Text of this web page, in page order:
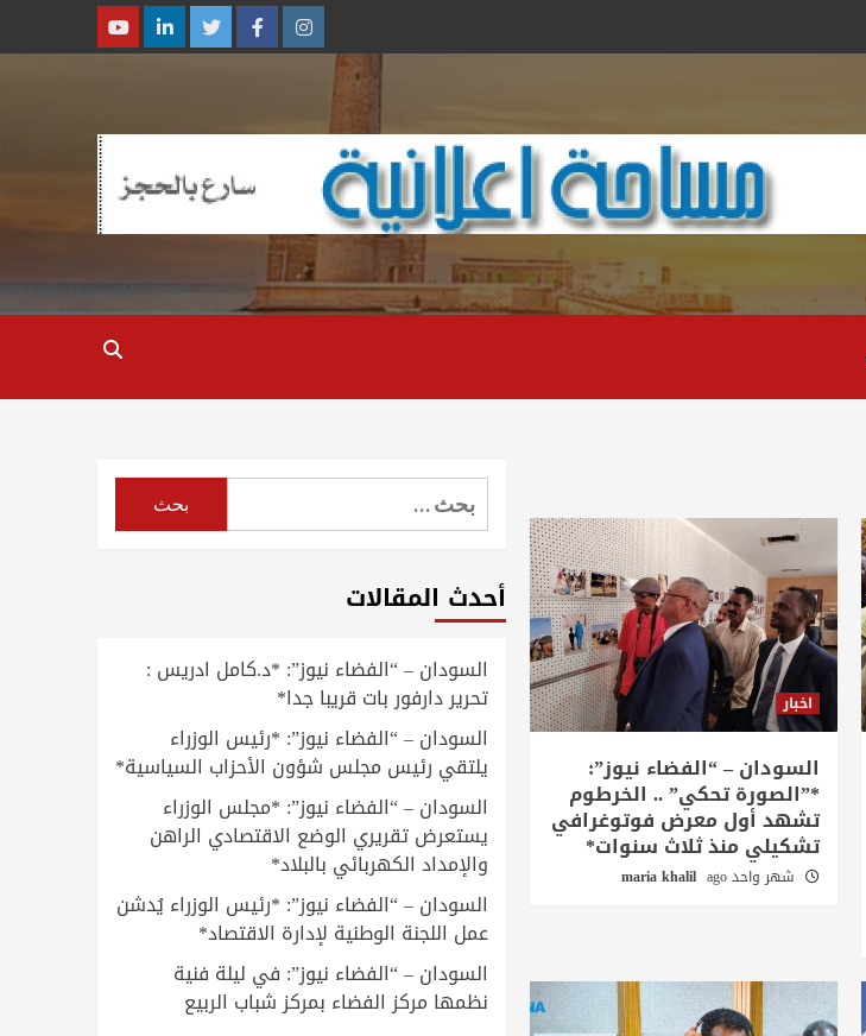
Instagram
Facebook
Twitter
Linkedin
Youtube
اخبار
السودان – “الفضاء نيوز”:
*”الصورة تحكي” .. الخرطوم
تشهد أول معرض فوتوغرافي
تشكيلي منذ ثلاث سنوات*
شهر واحد ago maria khalil
البحث
عن:
أحدث المقالات
السودان – “الفضاء نيوز”: *د.كامل ادريس :
تحرير دارفور بات قريبا جدا*
السودان – “الفضاء نيوز”: *رئيس الوزراء
يلتقي رئيس مجلس شؤون الأحزاب السياسية*
السودان – “الفضاء نيوز”: *مجلس الوزراء
يستعرض تقريري الوضع الاقتصادي الراهن
والإمداد الكهربائي بالبلاد*
السودان – “الفضاء نيوز”: *رئيس الوزراء يُدشن
عمل اللجنة الوطنية لإدارة الاقتصاد*
السودان – “الفضاء نيوز”: في ليلة فنية
نظمها مركز الفضاء بمركز شباب الربيع